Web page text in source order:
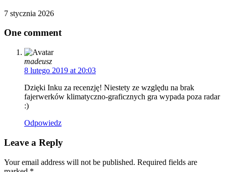
7 stycznia 2026
One comment
madeusz
8 lutego 2019 at 20:03
Dzięki Inku za recenzję! Niestety ze względu na brak
fajerwerków klimatyczno-graficznych gra wypada poza radar
:)
Odpowiedz
Leave a Reply
Your email address will not be published. Required fields are